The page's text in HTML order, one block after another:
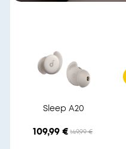
Sleep A20
109,99 € 149,99 €